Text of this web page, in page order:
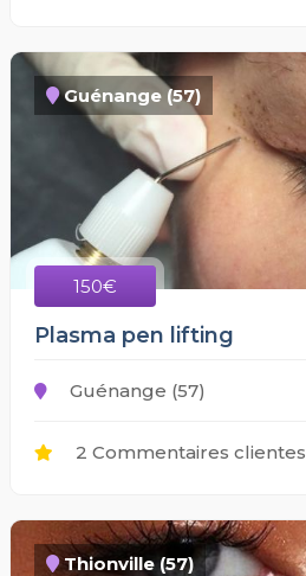
Guénange (57)
150€
Plasma pen lifting
Guénange (57)
2 Commentaires clientes
Thionville (57)